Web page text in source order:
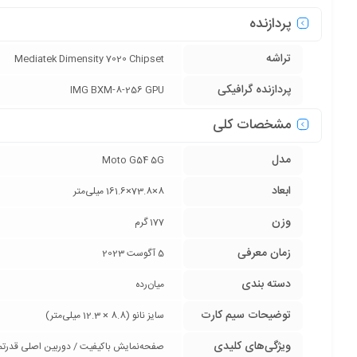
پردازنده
تراشه Mediatek Dimensity 7020 Chipset
پردازنده‌ گرافیکی IMG BXM-8-256 GPU
مشخصات کلی
مدل Moto G54 5G
ابعاد 8×73.8×161.6 میلی‌متر
وزن 177 گرم
زمان معرفی 5 آگوست 2023
دسته ‌بندی ‌میان‌رده
توضیحات سیم کارت سایز نانو (8.8 × 12.3 میلی‌متر)
ویژگی‌های کلیدی صفحه‌نمایش با‌کیفیت / دوربین اصلی